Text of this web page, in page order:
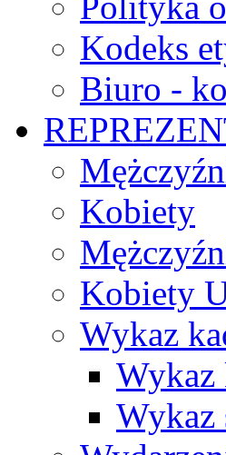
Kodeks
Biuro -
Kobiety
Kobiety
Wykaz
Wykaz
Wykaz